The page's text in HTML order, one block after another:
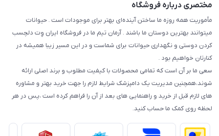
مختصری درباره فروشگاه
مأموریت همه روزه ما ساختن آینده‌ای بهتر برای موجودات است . حیوانات
میتوانند بهترین دوستان ما باشند . آرمان تیم ما در فروشگاه ایران وِت دلچسب
کردن دوستی و نگهداری حیوانات برای شماست و در این مسیر زیبا همیشه در
کنارتان خواهیم بود .
سعی ما بر آن است که تمامی محصولات با کیفیت مطلوب و برند اصلی ارائه
شوند،همچنین مدیریت یک دامپزشک شرایط لازم را جهت خرید بهتر و مشاوره
های لازم قبل از خرید و راهنمایی های بعد از آن را فراهم کرده است ،پس در هر
لحظه روی کمک ما حساب کنید.